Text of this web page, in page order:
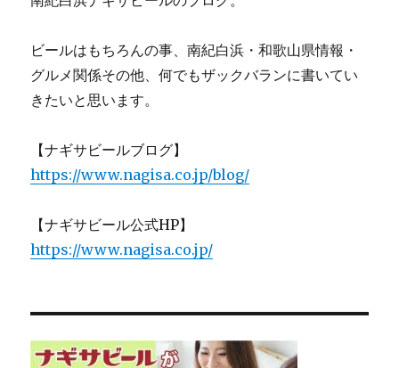
ビールはもちろんの事、南紀白浜・和歌山県情報・
グルメ関係その他、何でもザックバランに書いてい
きたいと思います。
【ナギサビールブログ】
https://www.nagisa.co.jp/blog/
【ナギサビール公式HP】
https://www.nagisa.co.jp/